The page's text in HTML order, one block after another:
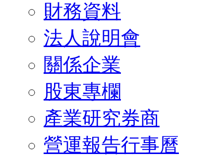
財務資料
法人說明會
關係企業
股東專欄
產業研究券商
營運報告行事曆